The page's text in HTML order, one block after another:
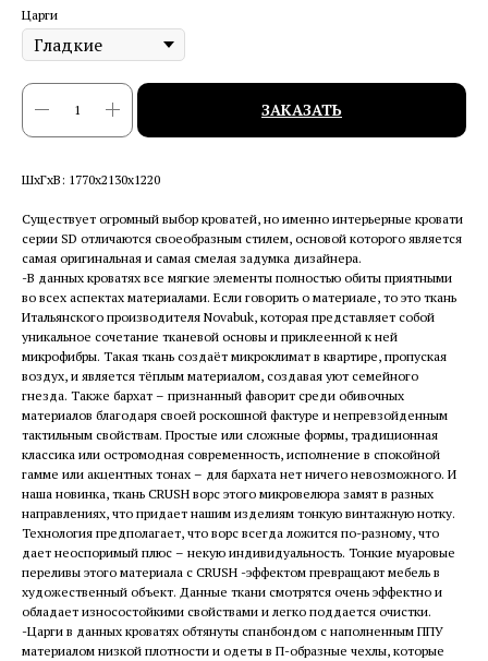
Царги
ЗАКАЗАТЬ
ШxГxВ: 1770x2130x1220
Существует огромный выбор кроватей, но именно интерьерные кровати
серии SD отличаются своеобразным стилем, основой которого является
самая оригинальная и самая смелая задумка дизайнера.
-В данных кроватях все мягкие элементы полностью обиты приятными
во всех аспектах материалами. Если говорить о материале, то это ткань
Итальянского производителя Novabuk, которая представляет собой
уникальное сочетание тканевой основы и приклеенной к ней
микрофибры. Такая ткань создаёт микроклимат в квартире, пропуская
воздух, и является тёплым материалом, создавая уют семейного
гнезда. Также бархат – признанный фаворит среди обивочных
материалов благодаря своей роскошной фактуре и непревзойденным
тактильным свойствам. Простые или сложные формы, традиционная
классика или остромодная современность, исполнение в спокойной
гамме или акцентных тонах – для бархата нет ничего невозможного. И
наша новинка, ткань CRUSH ворс этого микровелюра замят в разных
направлениях, что придает нашим изделиям тонкую винтажную нотку.
Технология предполагает, что ворс всегда ложится по-разному, что
дает неоспоримый плюс – некую индивидуальность. Тонкие муаровые
переливы этого материала с CRUSH -эффектом превращают мебель в
художественный объект. Данные ткани смотрятся очень эффектно и
обладает износостойкими свойствами и легко поддается очистки.
-Царги в данных кроватях обтянуты спанбондом с наполненным ППУ
материалом низкой плотности и одеты в П-образные чехлы, которые